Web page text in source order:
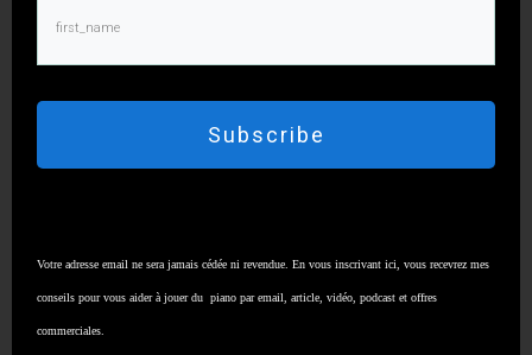
Les erreurs et confusions courantes sur le cycle
des quintes
Le cycle des quintes : outil Indispensable pour
20 juin 2026
Subscribe
Votre adresse email ne sera jamais cédée ni revendue. En vous inscrivant ici, vous recevrez mes
conseils pour vous aider à jouer du piano par email, article, vidéo, podcast et offres
commerciales.